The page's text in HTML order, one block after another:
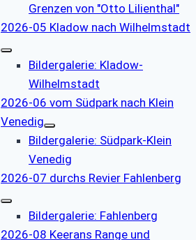
Grenzen von "Otto Lilienthal"
2026-05 Kladow nach Wilhelmstadt
Bildergalerie: Kladow-
Wilhelmstadt
2026-06 vom Südpark nach Klein
Venedig
Bildergalerie: Südpark-Klein
Venedig
2026-07 durchs Revier Fahlenberg
Bildergalerie: Fahlenberg
2026-08 Keerans Range und